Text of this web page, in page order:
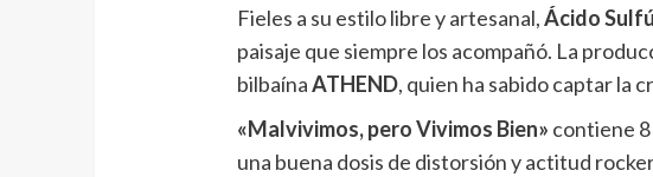
Fieles a su estilo libre y artesanal,Ácido
paisaje que siempre los acompañó. La
bilbaínaATHEND, quien ha sabido captar la
«Malvivimos, pero Vivimos Bien» contiene
una buena dosis de distorsión y actitud